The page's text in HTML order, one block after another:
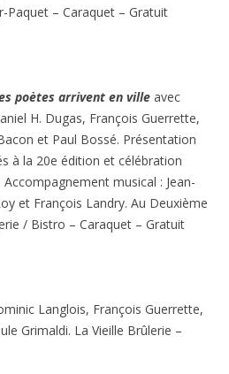
Paquet – Caraquet – Gratuit
poètes arrivent en ville avec
H. Dugas, François Guerrette,
et Paul Bossé. Présentation
à la 20e édition et célébration
Accompagnement musical : Jean-
et François Landry. Au Deuxième
/ Bistro – Caraquet – Gratuit
Langlois, François Guerrette,
Grimaldi. La Vieille Brûlerie –